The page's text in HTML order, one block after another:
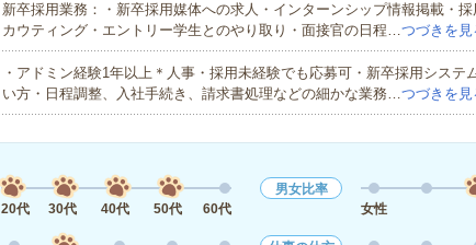
新卒採用業務：・新卒採用媒体への求人・インターンシップ情報掲載・
カウティング・エントリー学生とのやり取り・面接官の日程…つづきを見
・アドミン経験1年以上＊人事・採用未経験でも応募可・新卒採用システ
い方・日程調整、入社手続き、請求書処理などの細かな業務…つづきを見
20代
30代 40代 50代 60代
男女比率
女性